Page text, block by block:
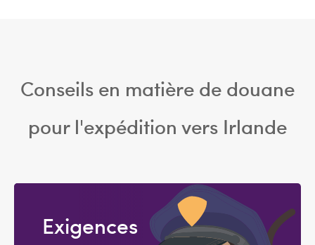
Conseils en matière de douane
pour l'expédition vers Irlande
Exigences